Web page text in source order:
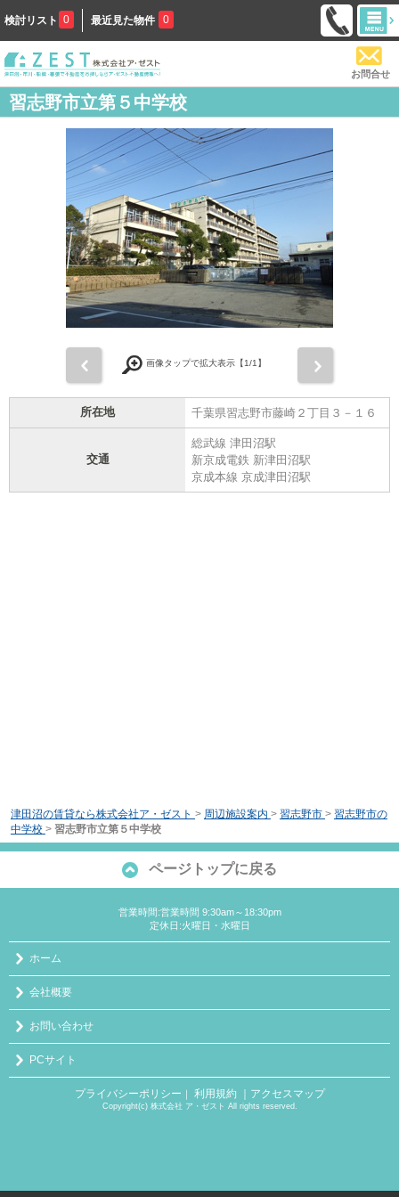
検討リスト 0 最近見た物件 0
お問合せ
習志野市立第５中学校
画像タップで拡大表示【1/1】
所在地 千葉県習志野市藤崎２丁目３－１６
交通
総武線 津田沼駅
新京成電鉄 新津田沼駅
京成本線 京成津田沼駅
津田沼の賃貸なら株式会社ア・ゼスト > 周辺施設案内 > 習志野市 > 習志野市の
中学校 > 習志野市立第５中学校
ページトップに戻る
営業時間:営業時間 9:30am～18:30pm
定休日:火曜日・水曜日
ホーム
会社概要
お問い合わせ
PCサイト
プライバシーポリシー ｜ 利用規約 ｜アクセスマップ
Copyright(c) 株式会社 ア・ゼスト All rights reserved.